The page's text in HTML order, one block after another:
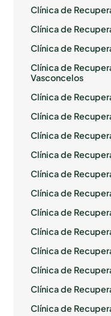
Clínica de
Clínica de
Clínica de
Clínica de
Vasconcelos
Clínica de
Clínica de
Clínica de
Clínica de
Clínica de
Clínica de
Clínica de
Clínica de
Clínica de
Clínica de
Clínica de
Clínica de